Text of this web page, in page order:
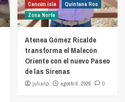
Cancún isla
Quintana Roo
Zona Norte
Atenea Gómez Ricalde
transforma el Malecón
Oriente con el nuevo Paseo
de las Sirenas
julianp agosto 6, 2026 0